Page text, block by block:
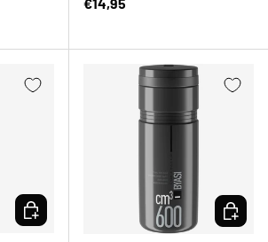
CHOISIR LES OPTIONS